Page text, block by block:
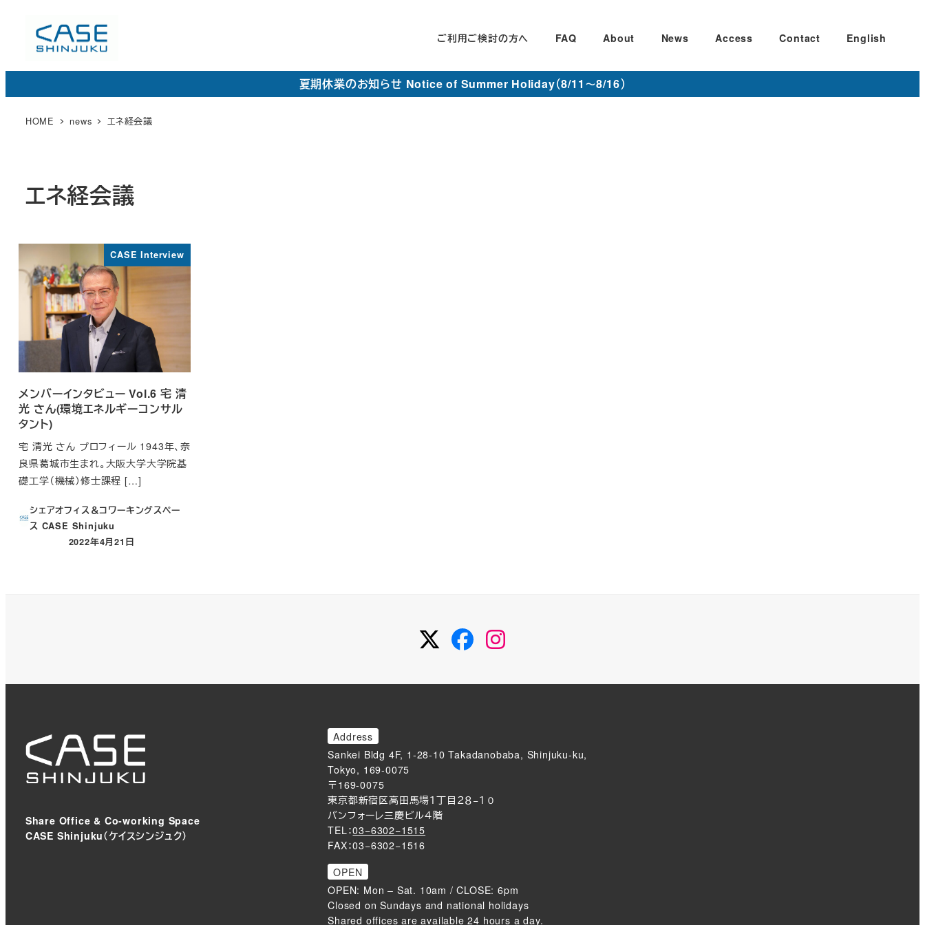
コ
ご利用ご検討の方へ FAQ About News Access Contact English
夏期休業のお知らせ Notice of Summer Holiday（8/11～8/16）
HOME news エネ経会議
エネ経会議
CASE Interview
メンバーインタビュー Vol.6 宅 清
光 さん(環境エネルギーコンサル
タント)
宅 清光 さん プロフィール 1943年、奈
良県葛城市生まれ。大阪大学大学院基
礎工学（機械）修士課程 […]
シェアオフィス＆コワーキングスペー
ス CASE Shinjuku
投稿日
2022年4月21日
TwitterFacebook
Share Office & Co-working Space
CASE Shinjuku（ケイスシンジュク）
Address
Sankei Bldg 4F, 1-28-10 Takadanobaba, Shinjuku-ku,
Tokyo, 169-0075
〒169-0075
東京都新宿区高田馬場１丁目２８−１０
バンフォーレ三慶ビル４階
TEL：03−6302−1515
FAX：03−6302−1516
OPEN
OPEN: Mon – Sat. 10am / CLOSE: 6pm
Closed on Sundays and national holidays
Shared offices are available 24 hours a day.